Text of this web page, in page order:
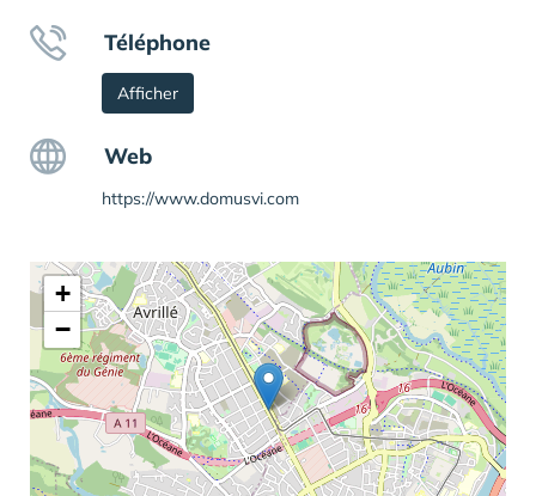
Téléphone
Afficher
Web
https://www.domusvi.com
+
−